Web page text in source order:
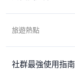
旅遊熱點
社群最強使用指南